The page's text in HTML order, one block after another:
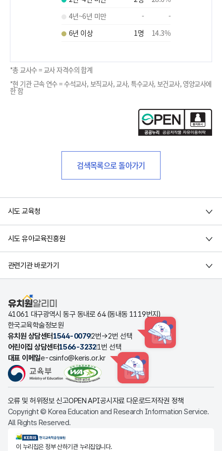
4년~6년 미만
-
-
6년 이상
1명 14.3%
*총 교사수 = 교사 자격수의 합계
*현 기관 근속 연수 = 수석교사, 보직교사, 교사, 특수교사, 보건교사, 영양교사에
한 함
검색목록으로 돌아가기
시도 교육청
시도 유아교육진흥원
관련기관 바로가기
유치원알리미
41061 대구광역시 동구 동내로 64 (동내동 1119번지)
한국교육학술정보원
유치원 상담센터 1544-00792번→2번 선택 HINT
어린이집 상담센터1566-32321번 선택
대표 이메일e-csinfo@keris.or.kr
HINT
오류 및 허위정보 신고OPEN API공시자료 다운로드저작권 정책
Copyright © Korea Education and Research Information Service.
All Rights Reserved.
KERIS한국교육학술정보원
이 누리집은 정부 산하기관 누리집입니다.